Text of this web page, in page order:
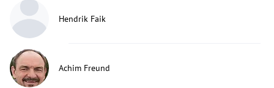
Hendrik Faik
Achim Freund